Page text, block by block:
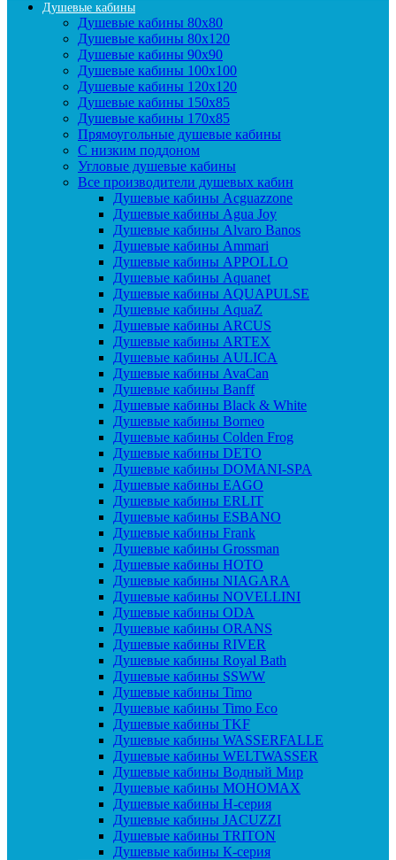
Душевые кабины
Душевые кабины 80x80
Душевые кабины 80x120
Душевые кабины 90х90
Душевые кабины 100x100
Душевые кабины 120x120
Душевые кабины 150x85
Душевые кабины 170x85
Прямоугольные душевые кабины
С низким поддоном
Угловые душевые кабины
Все производители душевых кабин
Душевые кабины Acguazzone
Душевые кабины Agua Joy
Душевые кабины Alvaro Banos
Душевые кабины Ammari
Душевые кабины APPOLLO
Душевые кабины Aquanet
Душевые кабины AQUAPULSE
Душевые кабины AquaZ
Душевые кабины ARCUS
Душевые кабины ARTEX
Душевые кабины AULICA
Душевые кабины AvaCan
Душевые кабины Banff
Душевые кабины Black & White
Душевые кабины Borneo
Душевые кабины Colden Frog
Душевые кабины DETO
Душевые кабины DOMANI-SPA
Душевые кабины EAGO
Душевые кабины ERLIT
Душевые кабины ESBANO
Душевые кабины Frank
Душевые кабины Grossman
Душевые кабины HOTO
Душевые кабины NIAGARA
Душевые кабины NOVELLINI
Душевые кабины ODA
Душевые кабины ORANS
Душевые кабины RIVER
Душевые кабины Royal Bath
Душевые кабины SSWW
Душевые кабины Timo
Душевые кабины Timo Eco
Душевые кабины TKF
Душевые кабины WASSERFALLE
Душевые кабины WELTWASSER
Душевые кабины Водный Мир
Душевые кабины МОНОМАХ
Душевые кабины H-серия
Душевые кабины JACUZZI
Душевые кабины TRITON
Душевые кабины К-серия